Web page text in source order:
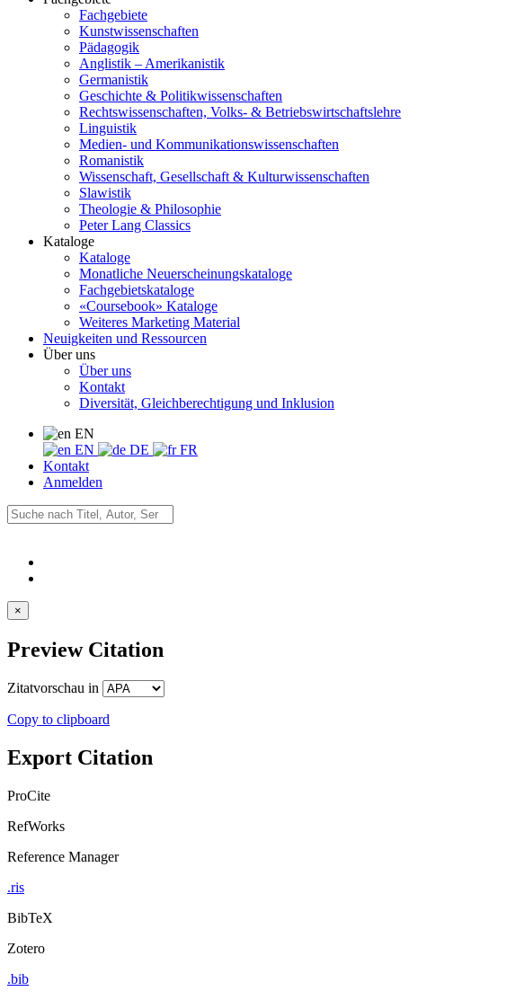
Fachgebiete
Kunstwissenschaften
Pädagogik
Anglistik – Amerikanistik
Germanistik
Geschichte & Politikwissenschaften
Rechtswissenschaften, Volks- & Betriebswirtschaftslehre
Linguistik
Medien- und Kommunikationswissenschaften
Romanistik
Wissenschaft, Gesellschaft & Kulturwissenschaften
Slawistik
Theologie & Philosophie
Peter Lang Classics
Kataloge
Kataloge
Monatliche Neuerscheinungskataloge
Fachgebietskataloge
«Coursebook» Kataloge
Weiteres Marketing Material
Neuigkeiten und Ressourcen
Über uns
Über uns
Kontakt
Diversität, Gleichberechtigung und Inklusion
EN
EN
DE
FR
Kontakt
Anmelden
×
Preview Citation
Zitatvorschau in
Copy to clipboard
Export Citation
ProCite
RefWorks
Reference Manager
.ris
BibTeX
Zotero
.bib